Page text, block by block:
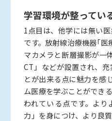
学習環境が整ってい
1点目は、他学には無い
です。放射線治療機器｢
マカメラと断層撮影が一
CT」などが設置され、
とが出来る点に魅力を感
ム医療を学ぶことができ
われている点です。よ
力」を身につけ、より良